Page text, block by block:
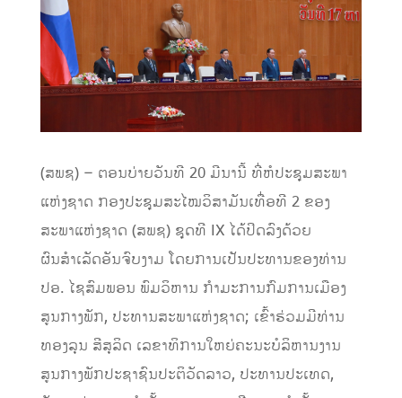
(ສພຊ) – ຕອນບ່າຍວັນທີ 20 ມີນານີ້ ທີ່ຫໍປະຊຸມສະພາ
ແຫ່ງຊາດ ກອງປະຊຸມສະໄໝວິສາມັນເທື່ອທີ 2 ຂອງ
ສະພາແຫ່ງຊາດ (ສພຊ) ຊຸດທີ IX ໄດ້ປິດລົງດ້ວຍ
ຜົນສຳເລັດອັນຈົບງາມ ໂດຍການເປັນປະທານຂອງທ່ານ
ປອ. ໄຊສົມພອນ ພົມວິຫານ ກໍາມະການກົມການເມືອງ
ສູນກາງພັກ, ປະທານສະພາແຫ່ງຊາດ; ເຂົ້າຮ່ວມມີທ່ານ
ທອງລຸນ ສີສຸລິດ ເລຂາທິການໃຫຍ່ຄະນະບໍລິຫານງານ
ສູນກາງພັກປະຊາຊົນປະຕິວັດລາວ, ປະທານປະເທດ,